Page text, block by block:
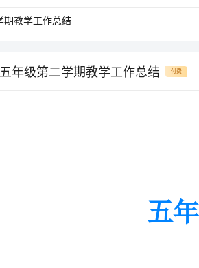
五年级第二学期教学工作总结 付费